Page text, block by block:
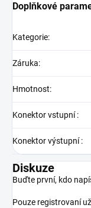
Doplňkové
Kategorie:
Záruka:
Hmotnost:
Konektor vstupní:
Konektor výstupní:
Diskuze
Buďte první, kdo
Pouze registrovaní